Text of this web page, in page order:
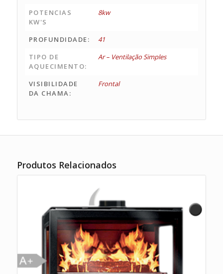
POTENCIAS
KW'S
8kw
PROFUNDIDADE:
41
TIPO DE
AQUECIMENTO:
Ar – Ventilação Simples
VISIBILIDADE
DA CHAMA:
Frontal
Produtos Relacionados